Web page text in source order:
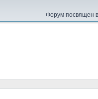
Форум посвящен